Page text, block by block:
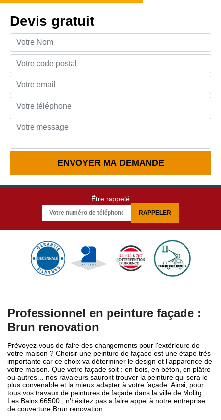
Devis gratuit
Être rappelé
Professionnel en peinture façade :
Brun renovation
Prévoyez-vous de faire des changements pour l’extérieure de
votre maison ? Choisir une peinture de façade est une étape très
importante car ce choix va déterminer le design et l’apparence de
votre maison. Que votre façade soit : en bois, en béton, en plâtre
ou autres… nos ravaleurs sauront trouver la peinture qui sera le
plus convenable et la mieux adapter à votre façade. Ainsi, pour
tous vos travaux de peintures de façade dans la ville de Molitg
Les Bains 66500 ; n’hésitez pas à faire appel à notre entreprise
de couverture Brun renovation.